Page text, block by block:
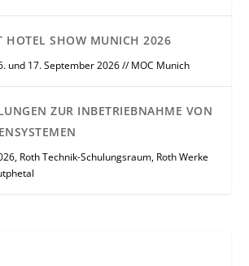
HOTEL SHOW MUNICH 2026
und 17. September 2026 // MOC Munich
ZUR INBETRIEBNAHME VON
Roth Technik-Schulungsraum, Roth Werke